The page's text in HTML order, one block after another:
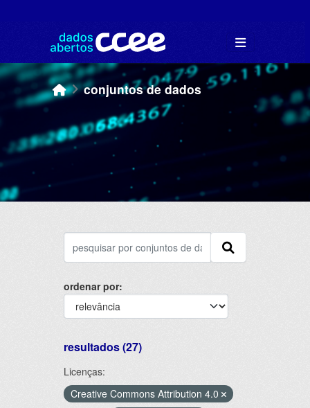
conjuntos de dados
ordenar por
resultados (27)
Licenças:
Creative Commons Attribution 4.0